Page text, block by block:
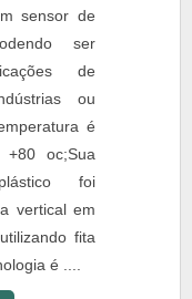
sensor de
ser
de
ou
é
oc;Sua
foi
vertical em
fita
é ....